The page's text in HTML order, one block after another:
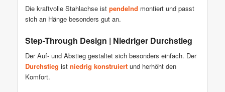
Die kraftvolle Stahlachse ist pendelnd montiert und passt
sich an Hänge besonders gut an.
Step-Through Design | Niedriger Durchstieg
Der Auf- und Abstieg gestaltet sich besonders einfach. Der
Durchstieg ist niedrig konstruiertund herhöht den
Komfort.